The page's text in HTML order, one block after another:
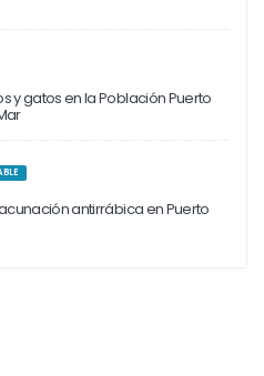
y gatos en la Población Puerto
antirrábica en Puerto